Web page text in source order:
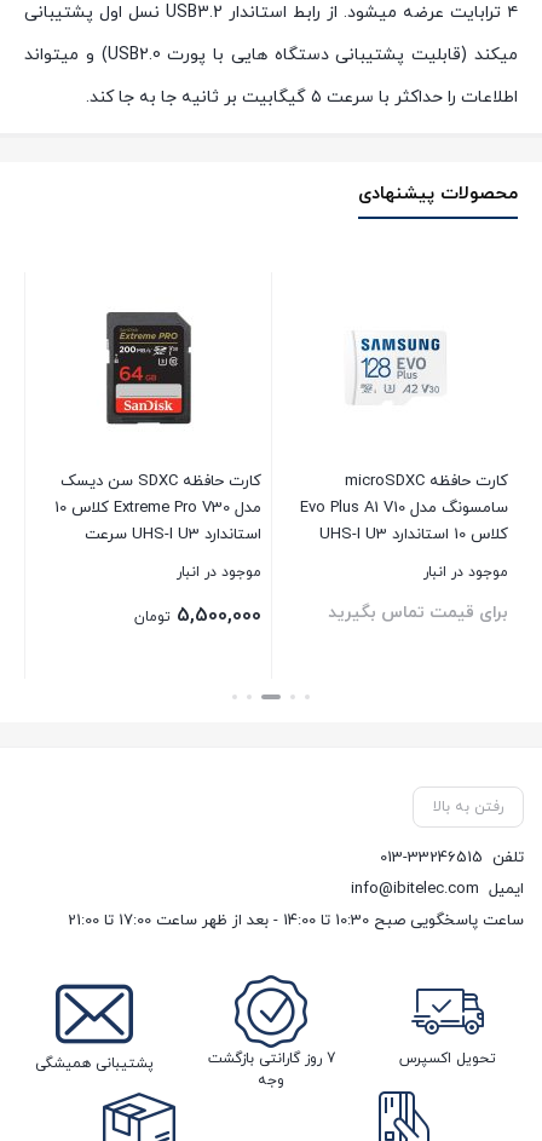
۴ ترابایت عرضه میشود. از رابط استاندار USB3.2 نسل اول پشتیبانی
میکند (قابلیت پشتیبانی دستگاه هایی با پورت USB2.0) و میتواند
اطلاعات را حداکثر با سرعت ۵ گیگابیت بر ثانیه جا به جا کند.
محصولات پیشنهادی
کارت حافظه microSDXC
سامسونگ مدل Evo Plus A1 V10
کلاس 10 استاندارد UHS-I U3
موجود در انبار
برای قیمت تماس بگیرید
کارت حافظه SDXC سن دیسک
مدل Extreme Pro V30 کلاس 10
استاندارد UHS-I U3 سرعت
200mbps ظرفیت 64 گیگابایت
موجود در انبار
5,500,000 تومان
بستن
رفتن به بالا
تلفن 013-33246515
ایمیل info@ibitelec.com
ساعت پاسخگویی صبح 10:30 تا 14:00 - بعد از ظهر ساعت 17:00 تا 21:00
تحویل اکسپرس
7 روز گارانتی بازگشت
وجه
پشتیبانی همیشگی